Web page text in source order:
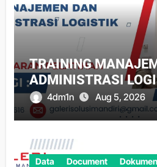
TRAINING
ADMINISTRASI
4dm1n Aug 5, 2026
Data Document Dokumen